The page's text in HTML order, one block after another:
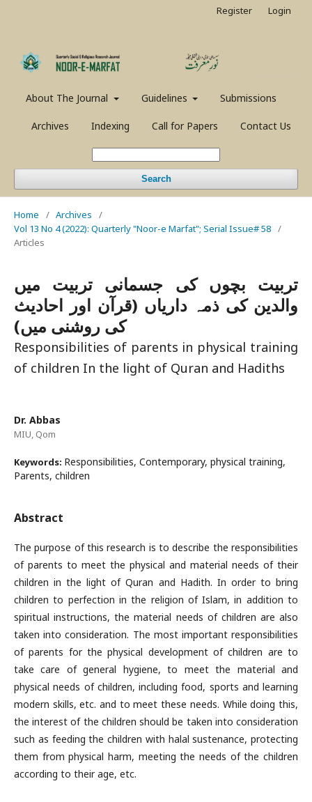
About The Journal Guidelines Submissions
Archives Indexing Call for Papers Contact Us
Search
Register Login
Home / Archives
/
Vol 13 No 4 (2022): Quarterly "Noor-e Marfat"; Serial Issue# 58 /
Articles
تربیت بچوں کی جسمانی تربیت میں
والدین کی ذمہ داریاں (قرآن اور احادیث
کی روشنی میں)
Responsibilities of parents in physical training
of children In the light of Quran and Hadiths
Dr. Abbas
MIU, Qom
Keywords: Responsibilities, Contemporary, physical training,
Parents, children
Abstract
The purpose of this research is to describe the responsibilities
of parents to meet the physical and material needs of their
children in the light of Quran and Hadith. In order to bring
children to perfection in the religion of Islam, in addition to
spiritual instructions, the material needs of children are also
taken into consideration. The most important responsibilities
of parents for the physical development of children are to
take care of general hygiene, to meet the material and
physical needs of children, including food, sports and learning
modern skills, etc. and to meet these needs. While doing this,
the interest of the children should be taken into consideration
such as feeding the children with halal sustenance, protecting
them from physical harm, meeting the needs of the children
according to their age, etc.